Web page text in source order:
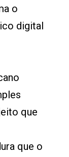
o
digital
que
que o